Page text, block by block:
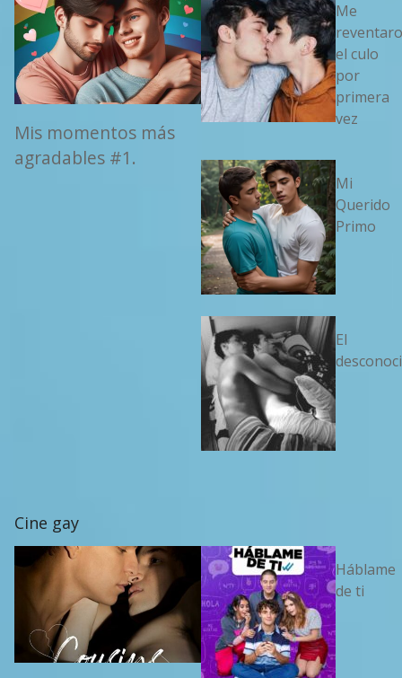
Mis momentos más
agradables #1.
Me
el culo
por
primera
vez
Mi
Querido
Primo
El
Cine gay
Háblame
de ti